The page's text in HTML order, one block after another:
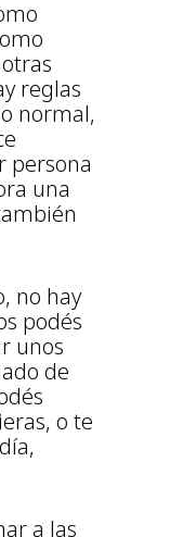
reglas
normal,
persona
una
no hay
podés
unos
de
o te
a las